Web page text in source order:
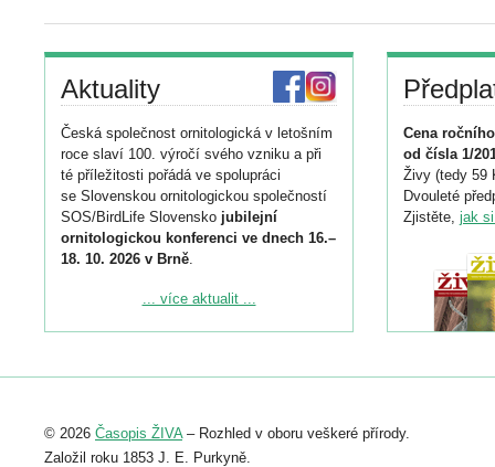
Aktuality
Česká společnost ornitologická v letošním
roce slaví 100. výročí svého vzniku a při
té příležitosti pořádá ve spolupráci
se Slovenskou ornitologickou společností
SOS/BirdLife Slovensko jubilejní
ornitologickou konferenci ve dnech 16.–
18. 10. 2026 v Brně.
Podrobnější informace ke konferenci
Registrovat se můžete do 6. září.
abstraktu přihlášené přednášky nebo
posteru je už 30. června.
... více aktualit ...
Cena
od čísla 1/
Živy (tedy 59
Dvouleté
Zjistěte, jak
© 2026 Časopis ŽIVA– Rozhled v oboru veškeré přírody.
Založil roku 1853 J. E. Purkyně.